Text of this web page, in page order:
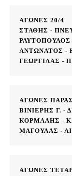
ΑΓΩΝΕΣ 20/4
ΣΤΑΘΗΣ -
ΡΑΥΤΟΠΟΥΛΟΣ
ΑΝΤΩΝΑΤΟΣ -
ΓΕΩΡΓΙΛΑΣ -
ΑΓΩΝΕΣ
ΒΙΝΙΕΡΗΣ Γ. -
ΚΟΡΜΑΛΗΣ -
ΜΑΓΟΥΛΑΣ -
ΑΓΩΝΕΣ